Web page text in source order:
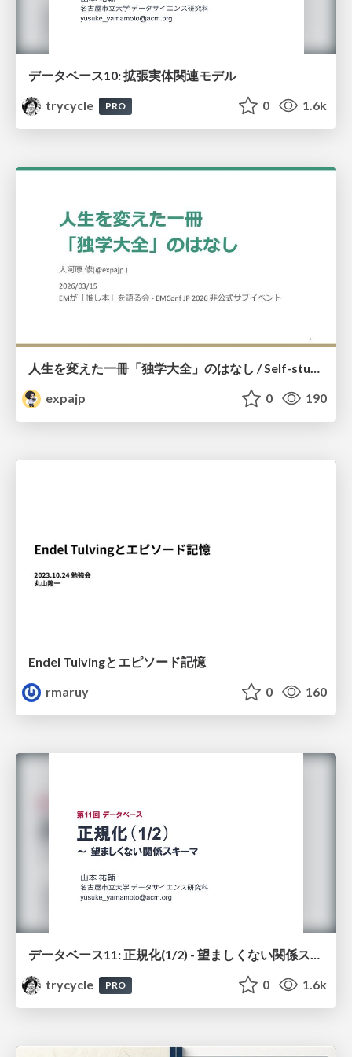
データベース10: 拡張実体関連モデル
trycycle
PRO 0 1.6k
人生を変えた一冊「独学大全」のはなし / Self-study ENCYCLOPEDIA: The Book Which Change My Life #独学大全 #EM推し本
expajp
0 190
Endel Tulvingとエピソード記憶
rmaruy
0 160
データベース11: 正規化(1/2) - 望ましくない関係スキーマ
trycycle
PRO 0 1.6k